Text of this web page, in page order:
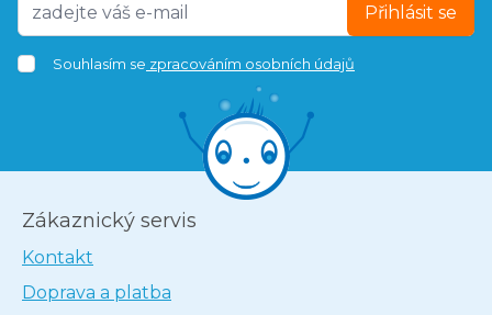
Přihlásit se
Souhlasím se zpracováním osobních údajů
Zákaznický servis
Kontakt
Doprava a platba